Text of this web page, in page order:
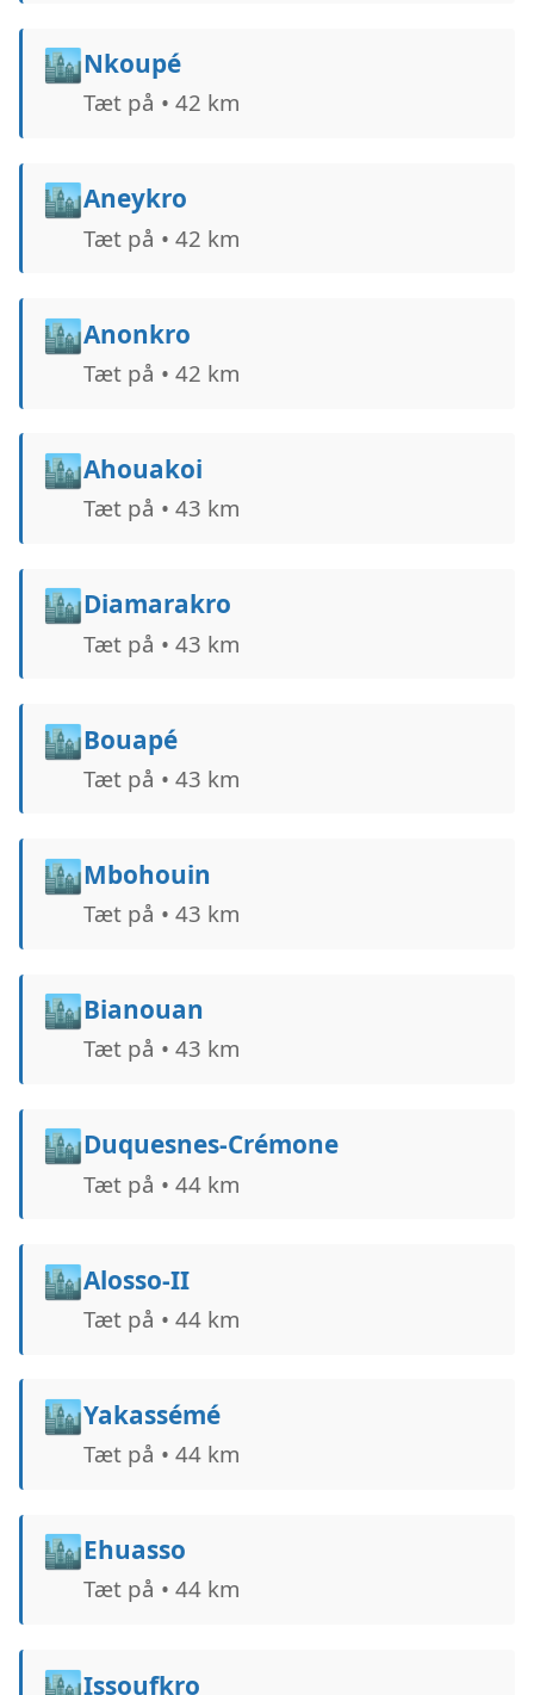
🏙️Nkoupé
Tæt på • 42 km
🏙️Aneykro
Tæt på • 42 km
🏙️Anonkro
Tæt på • 42 km
🏙️Ahouakoi
Tæt på • 43 km
🏙️Diamarakro
Tæt på • 43 km
🏙️Bouapé
Tæt på • 43 km
🏙️Mbohouin
Tæt på • 43 km
🏙️Bianouan
Tæt på • 43 km
🏙️Duquesnes-Crémone
Tæt på • 44 km
🏙️Alosso-II
Tæt på • 44 km
🏙️Yakassémé
Tæt på • 44 km
🏙️Ehuasso
Tæt på • 44 km
🏙️Issoufkro